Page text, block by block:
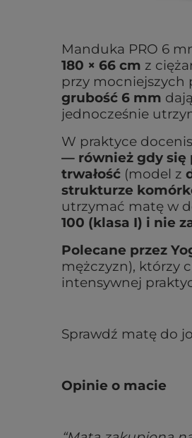
Manduka PRO 6
180 × 66 cm z
przy mocniejszych
grubość 6 mm
jednocześnie
W praktyce
— również gdy się
trwałość (model z
strukturze
utrzymać matę w
100 (klasa I) i nie
Polecane przez
mężczyzn), którzy
intensywnej
Sprawdź matę do
Opinie o macie